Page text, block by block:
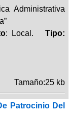
Administrativa
: Local.Tipo:
Tamaño:25 kb
Patrocinio Del